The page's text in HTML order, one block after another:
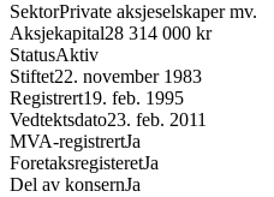
SektorPrivate aksjeselskaper mv.
Aksjekapital28 314 000 kr
StatusAktiv
Stiftet22. november 1983
Registrert19. feb. 1995
Vedtektsdato23. feb. 2011
MVA-registrertJa
ForetaksregisteretJa
Del av konsernJa